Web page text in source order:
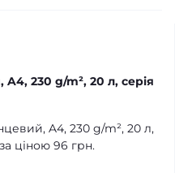
230 g/m², 20 л, серія
A4, 230 g/m², 20 л,
ціною 96 грн.